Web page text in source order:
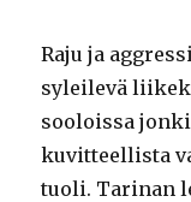
Raju ja
syleilevä
sooloissa
kuvitteellista
tuoli. Tarinan